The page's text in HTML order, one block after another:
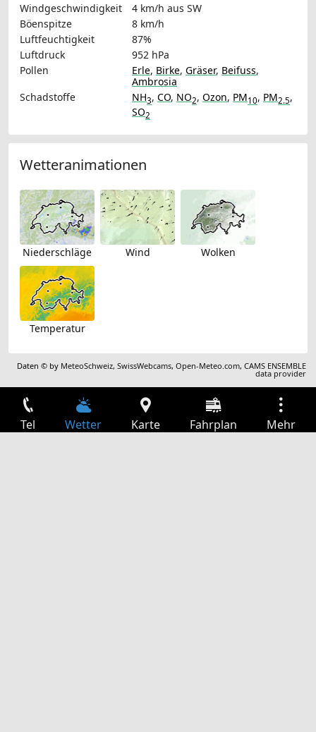
Windgeschwindigkeit
4 km/h aus SW
Böenspitze
8 km/h
Luftfeuchtigkeit
87%
Luftdruck
952 hPa
Pollen
Erle, Birke, Gräser, Beifuss,
Ambrosia
Schadstoffe
NH3, CO, NO2, Ozon, PM10, PM2.5,
SO2
Wetteranimationen
Niederschläge Wind Wolken
Temperatur
Daten © by MeteoSchweiz,SwissWebcams,Open-Meteo.com,CAMS ENSEMBLE
data provider
Tel Wetter Karte Fahrplan Mehr